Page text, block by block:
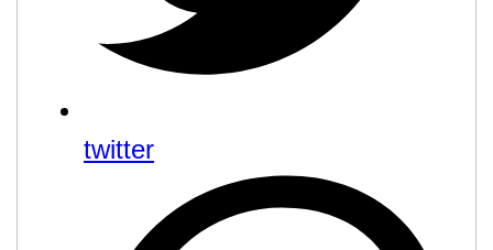
twitter